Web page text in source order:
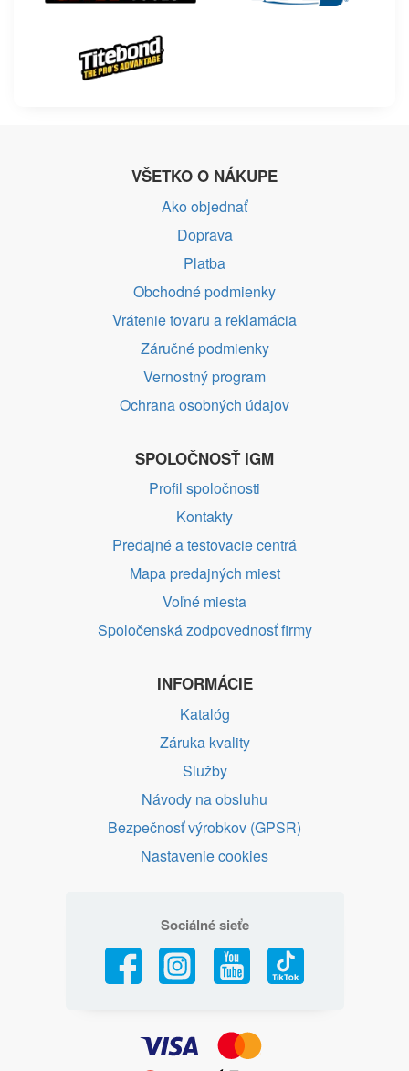
VŠETKO O NÁKUPE
Ako objednať
Doprava
Platba
Obchodné podmienky
Vrátenie tovaru a reklamácia
Záručné podmienky
Vernostný program
Ochrana osobných údajov
SPOLOČNOSŤ IGM
Profil spoločnosti
Kontakty
Predajné a testovacie centrá
Mapa predajných miest
Voľné miesta
Spoločenská zodpovednosť firmy
INFORMÁCIE
Katalóg
Záruka kvality
Služby
Návody na obsluhu
Bezpečnosť výrobkov (GPSR)
Nastavenie cookies
Sociálné sieťe